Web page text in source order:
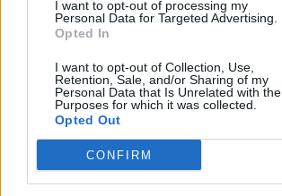
I want to opt-out of processing my
Personal Data for Targeted Advertising.
Opted In
I want to opt-out of Collection, Use,
Retention, Sale, and/or Sharing of my
Personal Data that Is Unrelated with the
Purposes for which it was collected.
Opted Out
CONFIRM